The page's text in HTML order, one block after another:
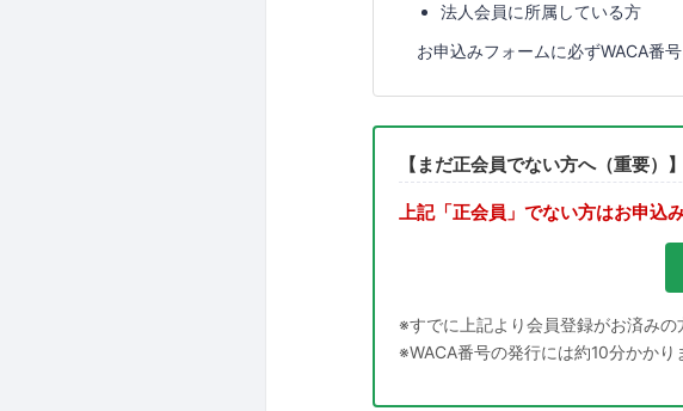
法人会員に所属している方
お申込みフォームに必ずWACA番
【まだ正会員でない方へ（重要）】
上記「正会員」でない方はお申込
※すでに上記より会員登録がお済みの
※WACA番号の発行には約10分かかり